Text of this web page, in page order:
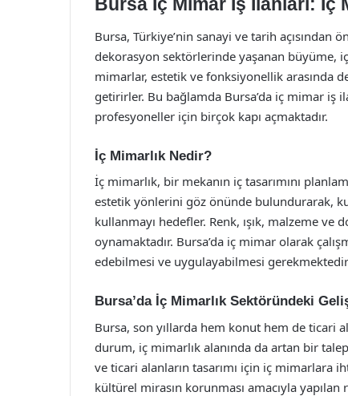
Bursa, Türkiye’nin sanayi ve tarih
dekorasyon sektörlerinde yaşanan büyüme,
mimarlar, estetik ve fonksiyonellik arasında
getirirler. Bu bağlamda Bursa’da iç mimar iş
profesyoneller için birçok kapı açmaktadır.
İç Mimarlık Nedir?
İç mimarlık, bir mekanın iç tasarımını
estetik yönlerini göz önünde bulundurarak,
kullanmayı hedefler. Renk, ışık, malzeme
oynamaktadır. Bursa’da iç mimar olarak
edebilmesi ve uygulayabilmesi
Bursa’da İç Mimarlık Sektöründeki
Bursa, son yıllarda hem konut hem de ticari
durum, iç mimarlık alanında da artan bir
ve ticari alanların tasarımı için iç mimarlara
kültürel mirasın korunması amacıyla